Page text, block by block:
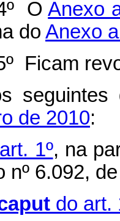
OAnexo
do Anexo
Ficam
seguintes
de 2010:
art. 1º, na
nº 6.092,
do art.